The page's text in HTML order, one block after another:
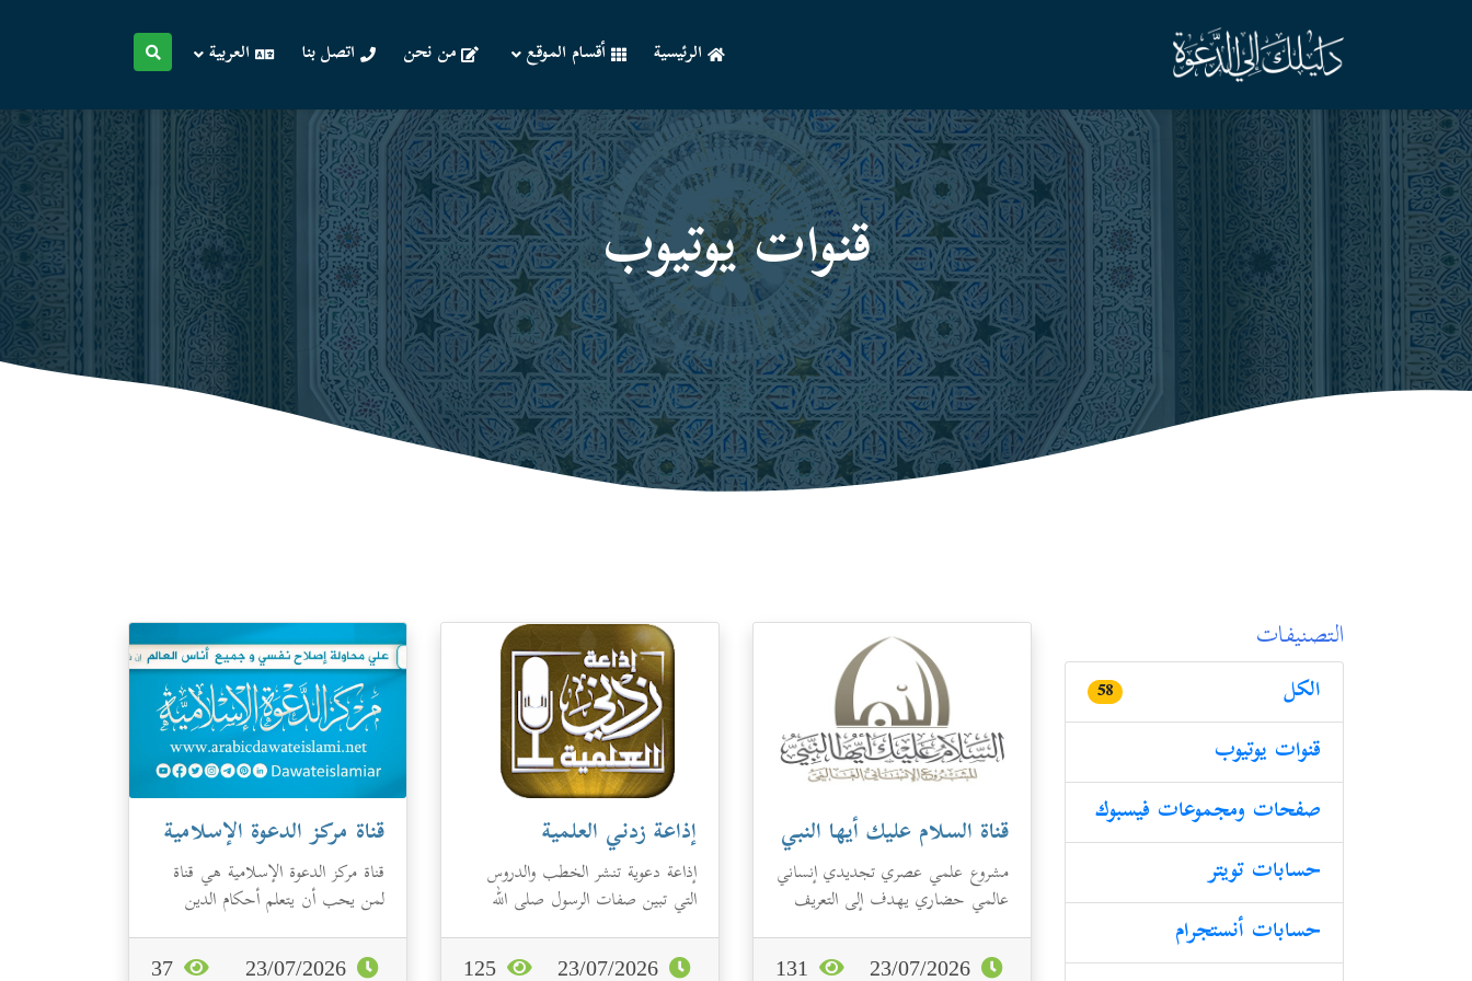
الرئيسية أقسام الموقع من نحن اتصل بنا العربية
قنوات یوتیوب
التصنيفات
الكل 58
قنوات یوتیوب
صفحات ومجموعات فیسبوك
حسابات تویتر
حسابات أنستجرام
قناة السلام عليك أيها النبي
مشروع علمي عصري تجديدي إنساني
عالمي حضاري يهدف إلى التعريف
بالنبي ﷺ، وبرسالة الإسلام السامية،
ب...
إذاعة زدني العلمية
إذاعة دعوية تنشر الخطب والدروس
التي تبين صفات الرسول صلى الله
عليه وسلم، وصفات الصحابة رضي
الله عنهم...
قناة مركز الدعوة الإسلامية
قناة مركز الدعوة الإسلامية هي قناة
لمن يحب أن يتعلم أحكام الدين
ويتعرف على ما يقربه من رب العالمين
و...